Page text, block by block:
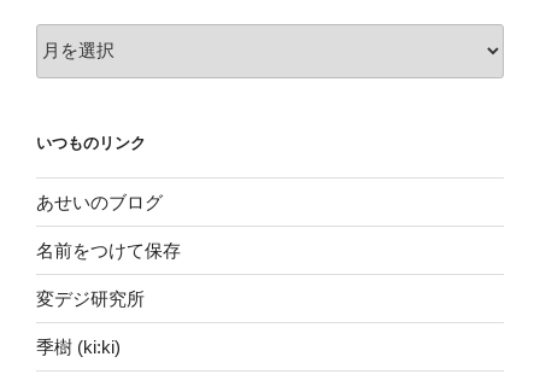
ー
ヴ
いつものリンク
あせいのブログ
名前をつけて保存
変デジ研究所
季樹 (ki:ki)